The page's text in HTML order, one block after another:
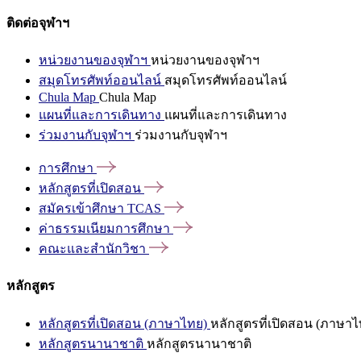
ติดต่อจุฬาฯ
หน่วยงานของจุฬาฯ หน่วยงานของจุฬาฯ
สมุดโทรศัพท์ออนไลน์ สมุดโทรศัพท์ออนไลน์
Chula Map Chula Map
แผนที่และการเดินทาง แผนที่และการเดินทาง
ร่วมงานกับจุฬาฯ ร่วมงานกับจุฬาฯ
การศึกษา
หลักสูตรที่เปิดสอน
สมัครเข้าศึกษา TCAS
ค่าธรรมเนียมการศึกษา
คณะและสำนักวิชา
หลักสูตร
หลักสูตรที่เปิดสอน (ภาษาไทย) หลักสูตรที่เปิดสอน (ภาษาไ
หลักสูตรนานาชาติ หลักสูตรนานาชาติ